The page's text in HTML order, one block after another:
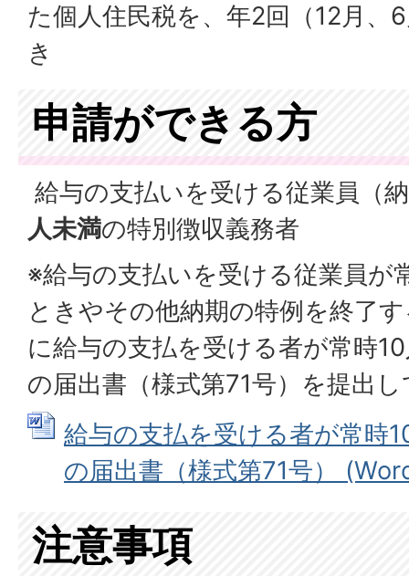
た個人住民税を、年2回（12月、
き
申請ができる方
給与の支払いを受ける従業員（
人未満の特別徴収義務者
※給与の支払いを受ける従業員が
ときやその他納期の特例を終了
に給与の支払を受ける者が常時
の届出書（様式第71号）を提出
給与の支払を受ける者が常時
の届出書（様式第71号）
注意事項